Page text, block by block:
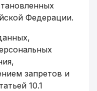
Федерации.
запретов и
10.1